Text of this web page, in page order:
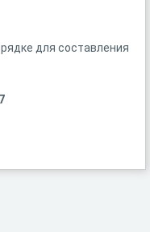
для составления
7